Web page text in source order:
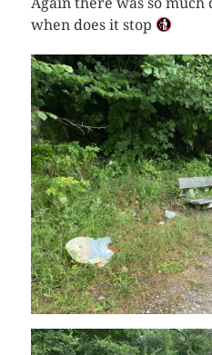
Again there was so
when does it stop